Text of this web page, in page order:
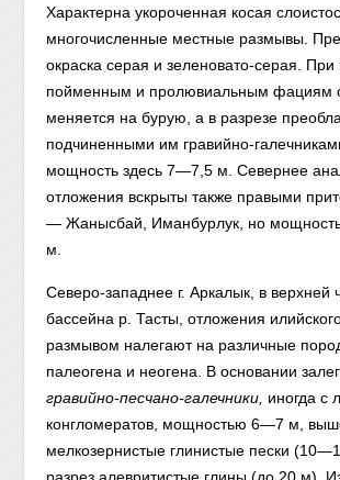
Характерна укороченная косая
многочисленные местные размывы.
окраска серая и зеленовато-серая. При
пойменным и пролювиальным фациям
меняется на бурую, а в разрезе
подчиненными им гравийно-
мощность здесь 7—7,5 м. Севернее
отложения вскрыты также правыми
— Жанысбай, Иманбурлук, но
м.
Северо-западнее г. Аркалык, в верхней
бассейна р. Тасты, отложения
размывом налегают на различные
палеогена и неогена. В основании
гравийно-песчано-галечники, иногда с
конгломератов, мощностью 6—7 м,
мелкозернистые глинистые пески
разрез алевритистые глины (до 20 м).